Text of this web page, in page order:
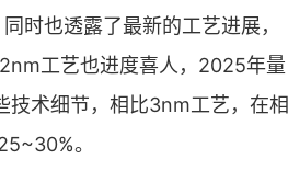
也透露了最新的工艺进展，
工艺也进度喜人，2025年量
技术细节，相比3nm工艺，在相
。